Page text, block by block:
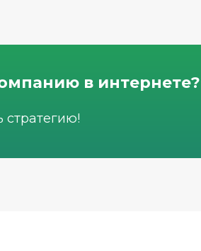
стратегию!
в интернете?